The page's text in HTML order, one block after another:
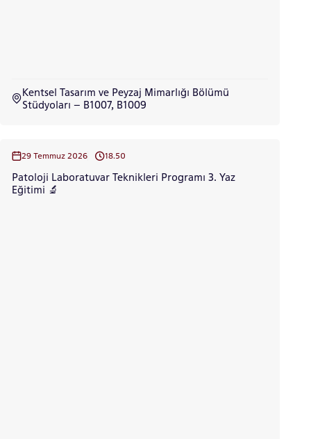
ÖNLİSANS ve
Kentsel Tasarım ve Peyzaj Mimarlığı Bölümü
Stüdyoları – B1007, B1009
29 Temmuz 2026 18.50
Patoloji Laboratuvar Teknikleri Programı 3. Yaz
Eğitimi 🔬